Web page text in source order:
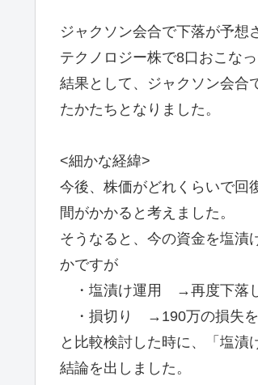
ジャクソン会合で下落が予想
テクノロジー株で8口おこな
結果として、ジャクソン会合
たかたちとなりました。
<細かな経緯>
今後、株価がどれくらいで回
間がかかると考えました。
そうなると、今の資金を塩漬
かですが
・塩漬け運用 →再度下落し
・損切り →190万の損失を
と比較検討した時に、「塩漬
結論を出しました。